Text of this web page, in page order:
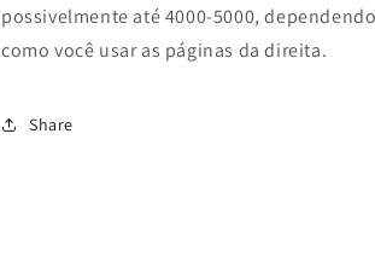
possivelmente até 4000-5000,
como você usar as páginas da direita.
Share